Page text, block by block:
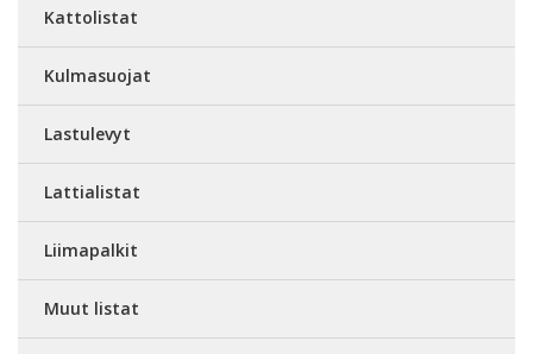
Kattolistat
Kulmasuojat
Lastulevyt
Lattialistat
Liimapalkit
Muut listat